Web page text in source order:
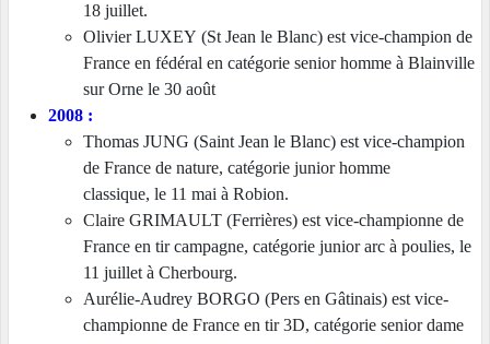
18 juillet.
Olivier LUXEY (St Jean le Blanc) est vice-champion de
France en fédéral en catégorie senior homme à Blainville
sur Orne le 30 août
2008 :
Thomas JUNG (Saint Jean le Blanc) est vice-champion
de France de nature, catégorie junior homme
classique, le 11 mai à Robion.
Claire GRIMAULT (Ferrières) est vice-championne de
France en tir campagne, catégorie junior arc à poulies, le
11 juillet à Cherbourg.
Aurélie-Audrey BORGO (Pers en Gâtinais) est vice-
championne de France en tir 3D, catégorie senior dame